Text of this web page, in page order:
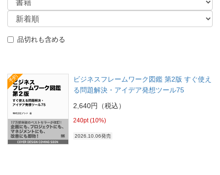
品切れも含める
予約
ビジネスフレームワーク図鑑 第2版 すぐ使え
る問題解決・アイデア発想ツール75
2,640円（税込）
240pt (10%)
2026.10.06発売